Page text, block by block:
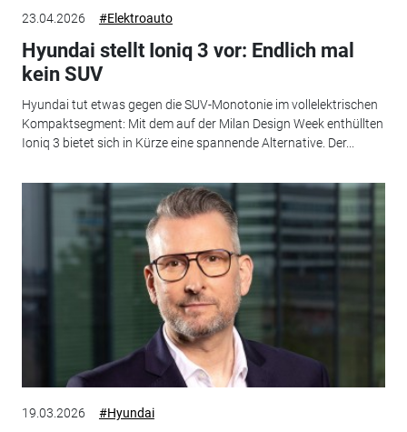
23.04.2026 #Elektroauto
Hyundai stellt Ioniq 3 vor: Endlich mal
kein SUV
Hyundai tut etwas gegen die SUV-Monotonie im vollelektrischen
Kompaktsegment: Mit dem auf der Milan Design Week enthüllten
Ioniq 3 bietet sich in Kürze eine spannende Alternative. Der...
19.03.2026 #Hyundai